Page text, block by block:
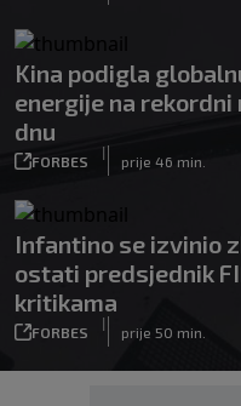
Kina podigla
energije na rekordni
dnu
FORBES
|
prije 46 min.
Infantino se izvinio
ostati predsjednik
kritikama
FORBES
|
prije 50 min.